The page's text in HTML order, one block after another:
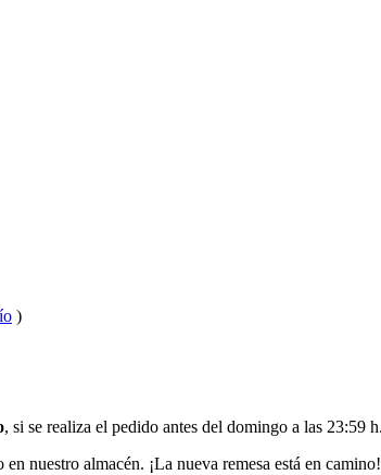
)
, si se realiza el pedido antes del domingo a las 23:59 h.
nuestro almacén. ¡La nueva remesa está en